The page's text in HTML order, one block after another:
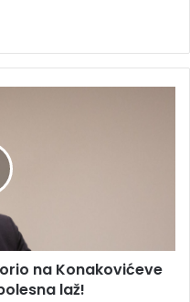
na Konakovićeve
laž!